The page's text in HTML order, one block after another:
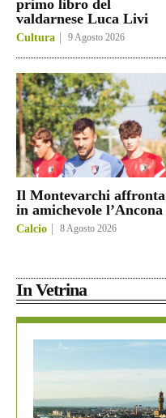
primo libro del
valdarnese Luca Livi
Cultura 9 Agosto 2026
Il Montevarchi affronta
in amichevole l’Ancona
Calcio 8 Agosto 2026
In Vetrina